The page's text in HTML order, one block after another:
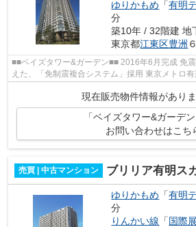
ゆりかもめ 「有明
分
築10年 / 32階建 地
東京都江東区豊洲
■■ベイズタワー&ガーデン■■ 2016年6月完成 免震機能と制震機能の双方を備
えた、「免制震複合システム」採用 東京メトロ有楽町線『豊洲』駅徒歩11
現在販売物件情報がありま
「ベイズタワー&ガーデ
お問い合わせはこち
売買 | 中古マンション ブリリア有明ス
ゆりかもめ 「有明
分
りんかい線 「国際